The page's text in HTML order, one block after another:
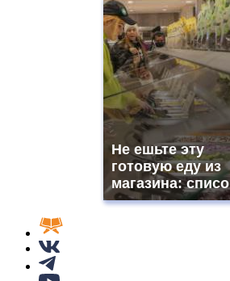
Не ешьте эту
готовую еду из
магазина: